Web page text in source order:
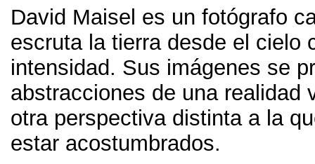
David Maisel es un fotógrafo
escruta la tierra desde el cielo
intensidad. Sus imágenes se
abstracciones de una realidad
otra perspectiva distinta a la
estar acostumbrados.